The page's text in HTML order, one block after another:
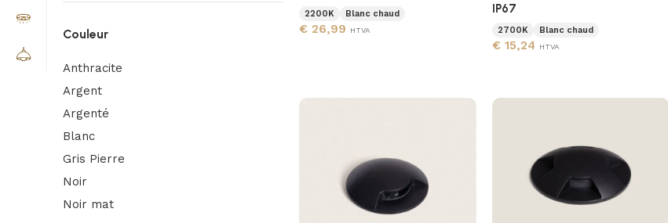
Couleur
Anthracite
Argent
Argenté
Blanc
Gris Pierre
Noir
Noir mat
2200K Blanc chaud
€ 26,99 HTVA
IP67
2700K Blanc chaud
€15,24 HTVA